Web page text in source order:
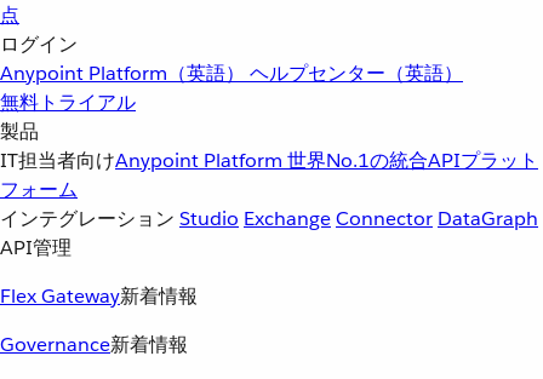
点
ログイン
Anypoint Platform（英語） ヘルプセンター（英語）
無料トライアル
製品
IT担当者向けAnypoint Platform 世界No.1の統合APIプラット
フォーム
インテグレーション Studio ExchangeConnector DataGraph
API管理
Flex Gateway新着情報
Governance新着情報